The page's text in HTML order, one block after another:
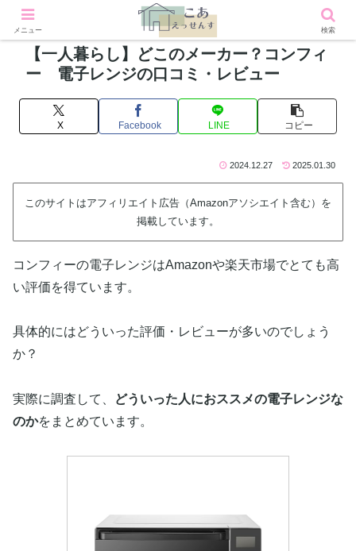
【一人暮らし】どこのメーカー？コンフィ
ー 電子レンジの口コミ・レビュー
X Facebook LINE コピー
2024.12.27 2025.01.30
このサイトはアフィリエイト広告（Amazonアソシエイト含む）を
掲載しています。
コンフィーの電子レンジはAmazonや楽天市場でとても高
い評価を得ています。
具体的にはどういった評価・レビューが多いのでしょう
か？
実際に調査して、
どういった人におススメの電子レンジな
のかをまとめています。
メニュー 検索